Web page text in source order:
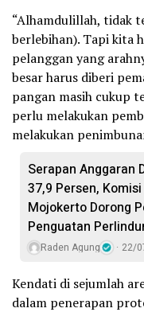
“Alhamdulillah, tidak
berlebihan). Tapi kita
pelanggan yang
besar harus diberi
pangan masih cukup
perlu melakukan
melakukan
Serapan Anggaran
37,9 Persen, Komisi
Mojokerto Dorong
Penguatan
Raden Agung 22/
Kendati di sejumlah
dalam penerapan